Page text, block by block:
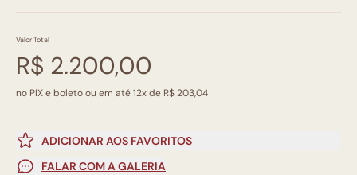
Valor Total
R$ 2.200,00
no PIX e boleto ou em até 12x de R$ 203,04
ADICIONAR AOS FAVORITOS
FALAR COM A GALERIA